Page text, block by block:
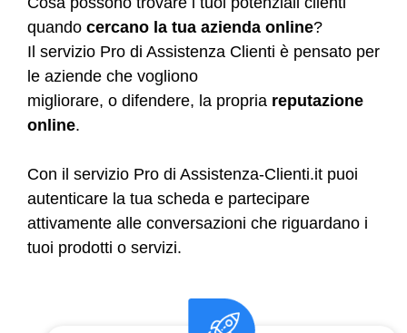
quando cercano la tua azienda online?
Il servizio Pro di Assistenza Clienti è pensato per
le aziende che vogliono
migliorare, o difendere, la propria reputazione
online.
Con il servizio Pro di Assistenza-Clienti.it puoi
autenticare la tua scheda e partecipare
attivamente alle conversazioni che riguardano i
tuoi prodotti o servizi.